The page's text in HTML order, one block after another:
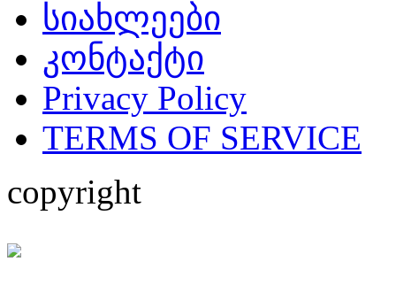
სიახლეები
კონტაქტი
Privacy Policy
TERMS OF SERVICE
copyright